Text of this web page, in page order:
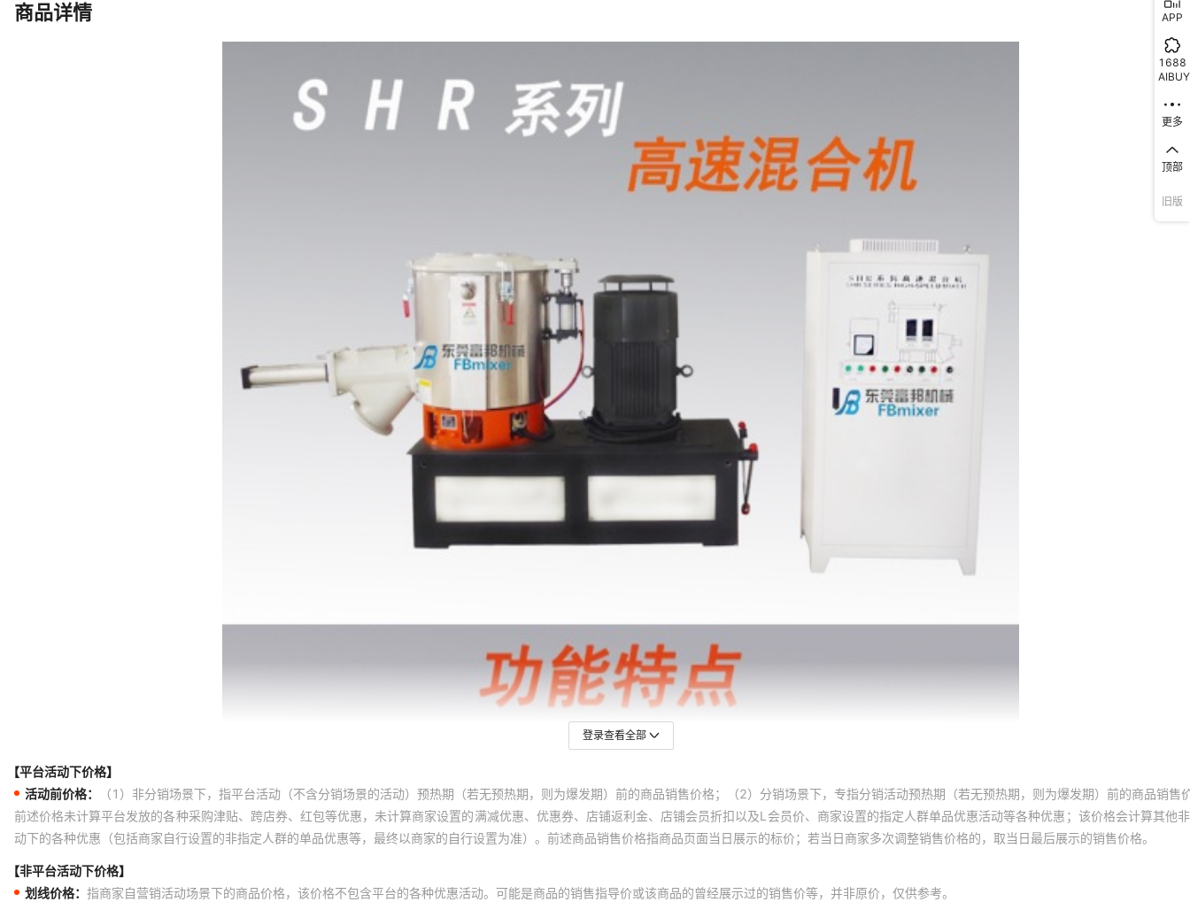
商品详情
登录查看全部
【平台活动下价格】
活动前价格：
（1）非分销场景下，指平台活动（不含分销场景的活动）预热期（若无预热期，则为爆发期）前的商品销售价格；（2）分销场景下，专指分销活动预热期（若无预热期，则为爆发期）前的商品销售
前述价格未计算平台发放的各种采购津贴、跨店券、红包等优惠，未计算商家设置的满减优惠、优惠券、店铺返利金、店铺会员折扣以及L会员价、商家设置的指定人群单品优惠活动等各种优惠；该价格会计算其他
动下的各种优惠（包括商家自行设置的非指定人群的单品优惠等，最终以商家的自行设置为准）。前述商品销售价格指商品页面当日展示的标价；若当日商家多次调整销售价格的，取当日最后展示的销售价格。
【非平台活动下价格】
划线价格： 指商家自营销活动场景下的商品价格，该价格不包含平台的各种优惠活动。可能是商品的销售指导价或该商品的曾经展示过的销售价等，并非原价，仅供参考。
APP
1688
AIBUY
更多
顶部
旧版